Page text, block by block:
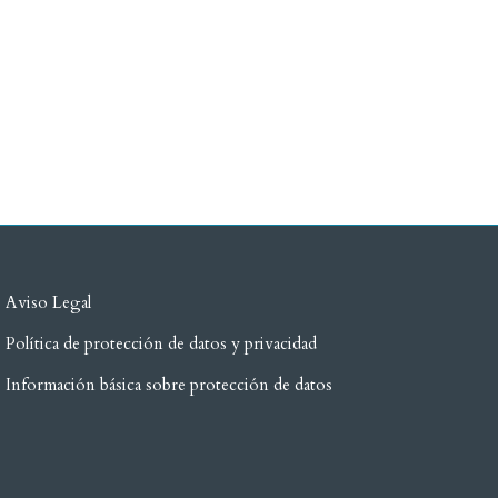
Aviso Legal
Política de protección de datos y privacidad
Información básica sobre protección de datos